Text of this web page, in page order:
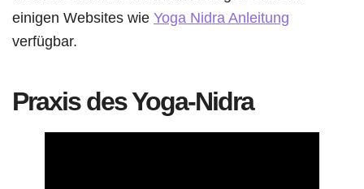
einigen Websites wie Yoga Nidra Anleitung
verfügbar.
Praxis des Yoga-Nidra